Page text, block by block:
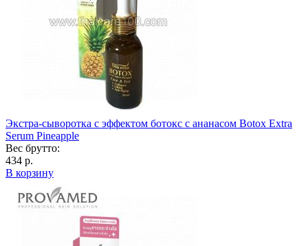
Экстра-сыворотка с эффектом ботокс с ананасом Botox Extra
Sеrum Pineapple
Вес брутто:
434 р.
В корзину